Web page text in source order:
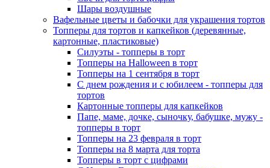
Шары воздушные
Вафельные цветы и бабочки для украшения тортов
Топперы для тортов и капкейков (деревянные,
картонные, пластиковые)
Силуэты - топперы в торт
Топперы на Halloween в торт
Топперы на 1 сентября в торт
С днем рождения и с юбилеем - топперы для
тортов
Картонные топперы для капкейков
Папе, маме, дочке, сыночку, бабушке, мужу -
топперы в торт
Топперы на 23 февраля в торт
Топперы на 8 марта для торта
Топперы в торт с цифрами